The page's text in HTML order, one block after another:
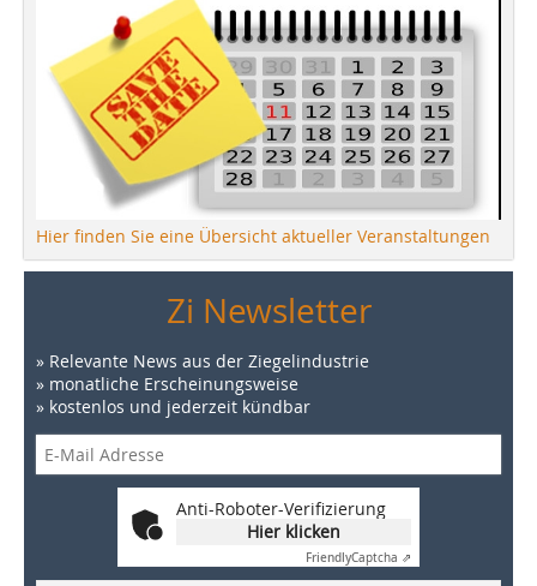
Hier finden Sie eine Übersicht aktueller Veranstaltungen
Zi Newsletter
» Relevante News aus der Ziegelindustrie
» monatliche Erscheinungsweise
» kostenlos und jederzeit kündbar
Anti-Roboter-Verifizierung
Hier klicken
FriendlyCaptcha ⇗